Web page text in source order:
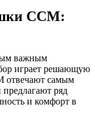
CCM:
важным
играет решающую
отвечают самым
ряд
и комфорт в